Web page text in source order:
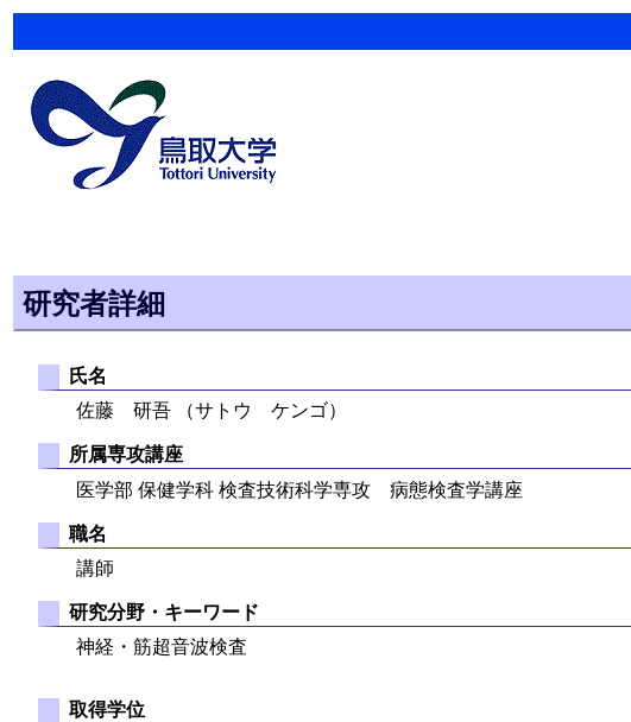
研究者詳細
氏名
佐藤 研吾 （サトウ ケンゴ）
所属専攻講座
医学部 保健学科 検査技術科学専攻 病態検査学講座
職名
講師
研究分野・キーワード
神経・筋超音波検査
取得学位